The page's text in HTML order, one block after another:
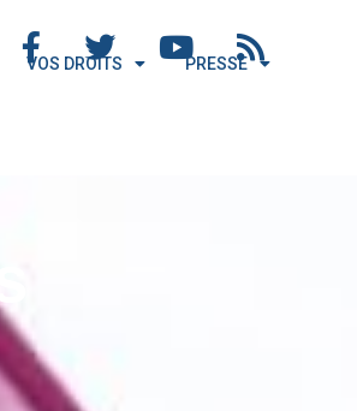
VOS DROITS PRESSE